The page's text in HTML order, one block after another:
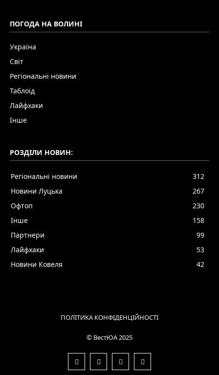
ПОГОДА НА ВОЛИНІ
Україна
Світ
Регіональні новини
Таблоїд
Лайфхаки
Інше
РОЗДІЛИ НОВИН:
Регіональні новини
312
Новини Луцька
267
Офтоп
230
Інше
158
Партнери
99
Лайфхаки
53
Новини Ковеля
42
ПОЛІТИКА КОНФІДЕНЦІЙНОСТІ
© ВестЮА 2025